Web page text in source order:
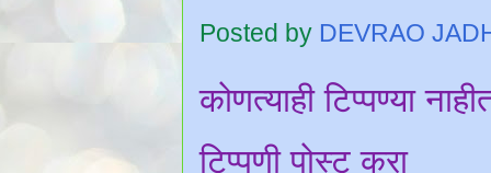
Posted by DEVRAO
कोणत्याही टिप्पण्‍या
टिप्पणी पोस्ट करा